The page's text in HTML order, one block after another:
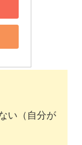
い（自分が